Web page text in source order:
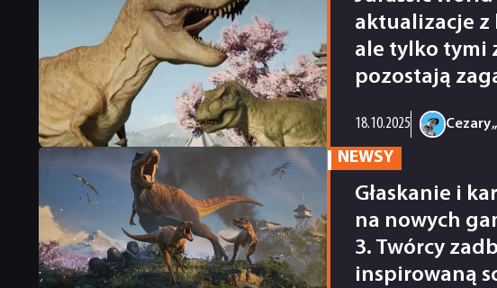
aktualizacje z
ale tylko tymi
pozostają
18.10.2025 Cezary
NEWSY
Głaskanie i
na nowych
3. Twórcy
inspirowaną